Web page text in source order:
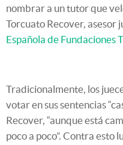
nombrar a un tutor que
Torcuato Recover, asesor
Española de Fundaciones
Tradicionalmente, los
votar en sus sentencias
Recover, “aunque está
poco a poco”. Contra esto